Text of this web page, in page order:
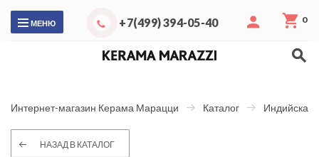
МЕНЮ +7(499) 394-05-40 0
Интернет-магазин Керама Марацци Каталог Индийская
НАЗАД В КАТАЛОГ